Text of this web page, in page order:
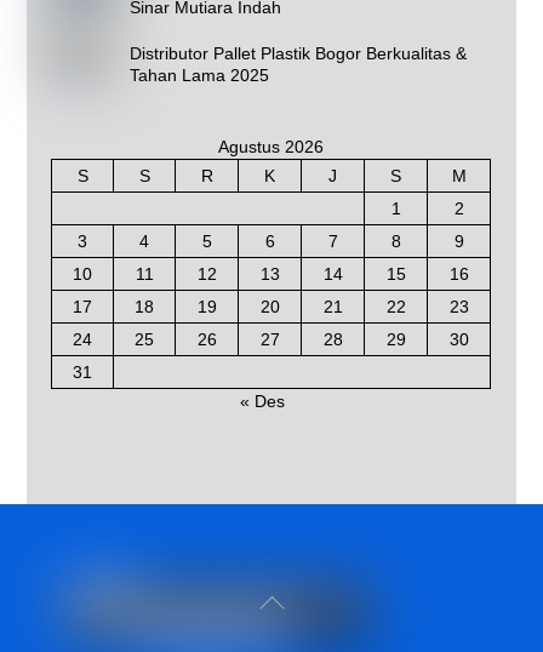
Sinar Mutiara Indah
Distributor Pallet Plastik Bogor Berkualitas &
Tahan Lama 2025
Agustus 2026
S
S R K J S
M
1
2
3
4 5 6 7 8
9
10
11 12 13 14 15
16
17
18 19 20 21 22
23
24
25 26 27 28 29
30
31
« Des
Back